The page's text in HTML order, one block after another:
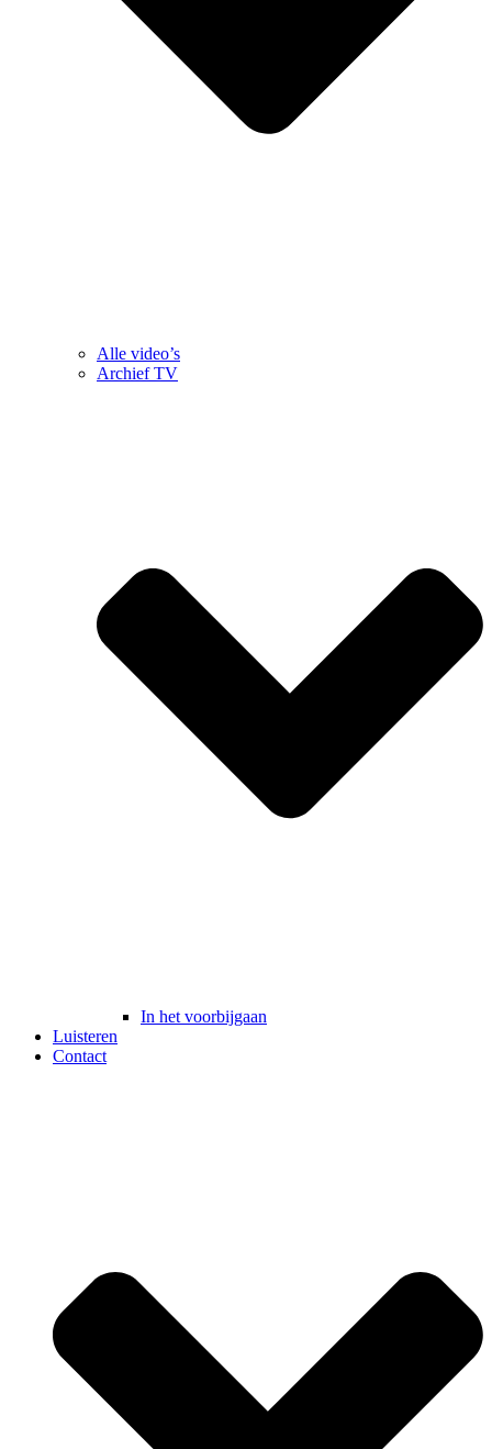
Alle video’s
Archief TV
In het voorbijgaan
Luisteren
Contact